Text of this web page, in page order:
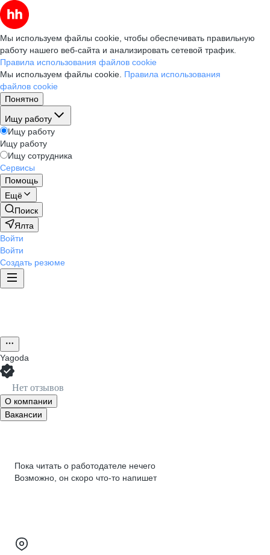
Мы используем файлы cookie, чтобы обеспечивать правильную
работу нашего веб-сайта и анализировать сетевой трафик.
Правила использования файлов cookie
Мы используем файлы cookie. Правила использования
файлов cookie
Понятно
Ищу работу
Ищу работу
Ищу работу
Ищу сотрудника
Сервисы
Помощь
Ещё
Поиск
Ялта
Войти
Войти
Создать резюме
Yagoda
Нет отзывов
О компании
Вакансии
Пока читать о работодателе нечего
Возможно, он скоро что‑то напишет